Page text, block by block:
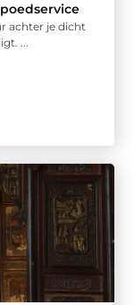
achter je dicht
...